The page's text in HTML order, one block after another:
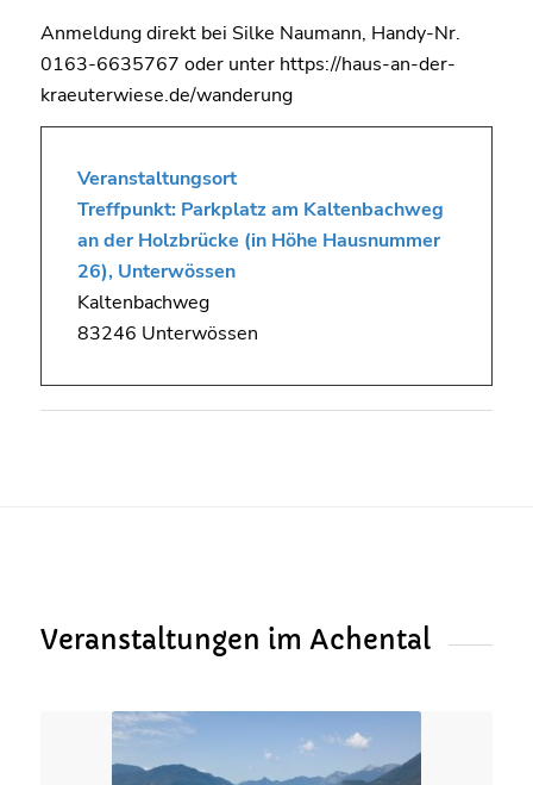
Anmeldung direkt bei Silke Naumann, Handy-Nr.
0163-6635767 oder unter https://haus-an-der-
kraeuterwiese.de/wanderung
Veranstaltungsort
Treffpunkt: Parkplatz am Kaltenbachweg
an der Holzbrücke (in Höhe Hausnummer
26), Unterwössen
Kaltenbachweg
83246 Unterwössen
Veranstaltungen im Achental